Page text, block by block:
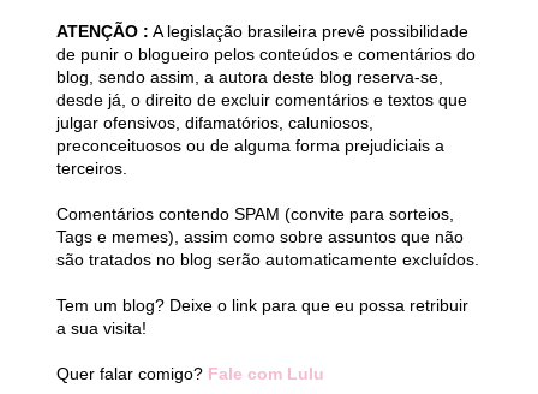
ATENÇÃO : A legislação brasileira prevê possibilidade
de punir o blogueiro pelos conteúdos e comentários do
blog, sendo assim, a autora deste blog reserva-se,
desde já, o direito de excluir comentários e textos que
julgar ofensivos, difamatórios, caluniosos,
preconceituosos ou de alguma forma prejudiciais a
terceiros.
Comentários contendo SPAM (convite para sorteios,
Tags e memes), assim como sobre assuntos que não
são tratados no blog serão automaticamente excluídos.
Tem um blog? Deixe o link para que eu possa retribuir
a sua visita!
Quer falar comigo? Fale com Lulu